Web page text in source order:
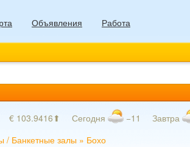
Объявления Работа
€ 103.9416⬆ Сегодня −11 Завтра
/ Банкетные залы » Бохо